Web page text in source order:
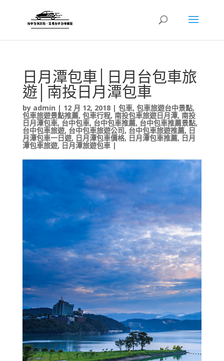
日月潭包車│日月台包車旅
遊│南投日月潭包車
by admin | 12 月 12, 2018| 包車, 包車旅遊台中景點,
包車旅遊景點推薦, 包車行程,南投包車旅遊日月潭, 南投
日月潭包車, 台中包車, 台中包車推薦, 台中包車推薦景點,
台中包車旅遊, 台中包車旅遊公司, 台中包車旅遊推薦, 日
月潭包車一日遊, 日月潭包車價格, 日月潭包車推薦, 日月
潭包車旅遊, 日月潭旅遊包車|